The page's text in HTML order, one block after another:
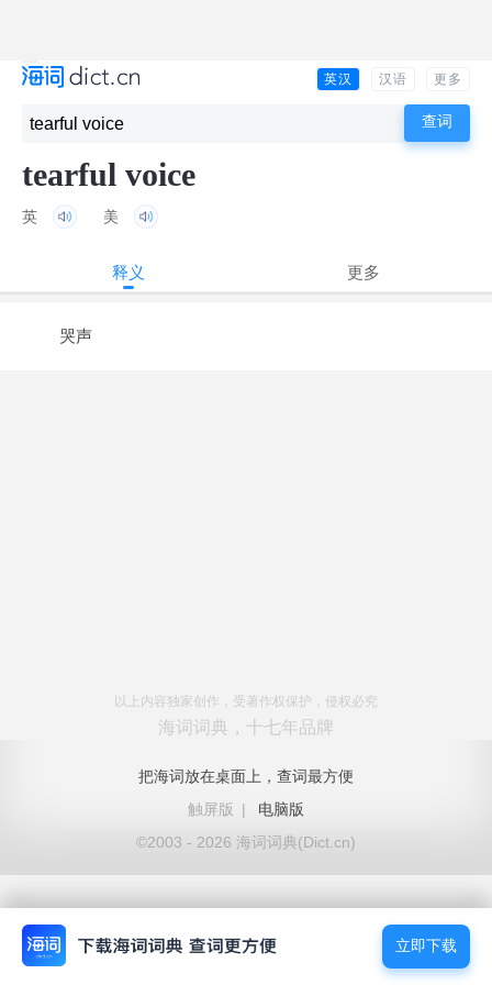
英汉 汉语 更多
tearful voice
英 美
释义 更多
哭声
以上内容独家创作，受著作权保护，侵权必究
海词词典，十七年品牌
把海词放在桌面上，查词最方便
触屏版
|
电脑版
©2003 - 2026 海词词典(Dict.cn)
立即下载
立即下载